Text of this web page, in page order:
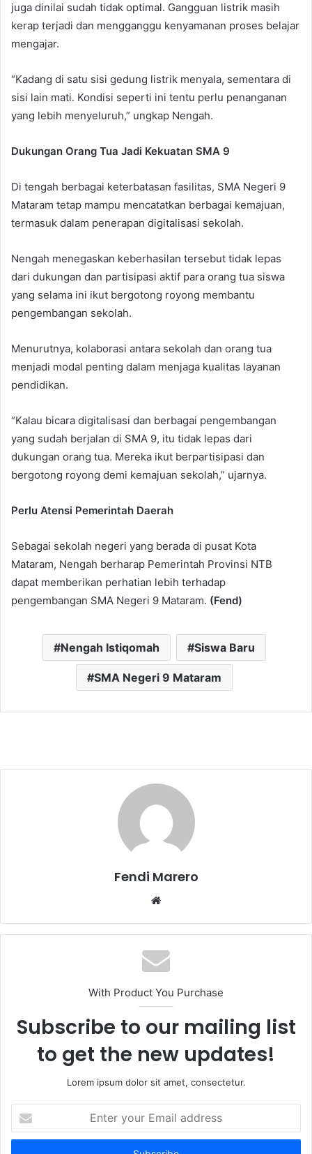
juga dinilai sudah tidak optimal. Gangguan listrik masih
kerap terjadi dan mengganggu kenyamanan proses belajar
mengajar.
“Kadang di satu sisi gedung listrik menyala, sementara di
sisi lain mati. Kondisi seperti ini tentu perlu penanganan
yang lebih menyeluruh,” ungkap Nengah.
Dukungan Orang Tua Jadi Kekuatan SMA 9
Di tengah berbagai keterbatasan fasilitas, SMA Negeri 9
Mataram tetap mampu mencatatkan berbagai kemajuan,
termasuk dalam penerapan digitalisasi sekolah.
Nengah menegaskan keberhasilan tersebut tidak lepas
dari dukungan dan partisipasi aktif para orang tua siswa
yang selama ini ikut bergotong royong membantu
pengembangan sekolah.
Menurutnya, kolaborasi antara sekolah dan orang tua
menjadi modal penting dalam menjaga kualitas layanan
pendidikan.
“Kalau bicara digitalisasi dan berbagai pengembangan
yang sudah berjalan di SMA 9, itu tidak lepas dari
dukungan orang tua. Mereka ikut berpartisipasi dan
bergotong royong demi kemajuan sekolah,” ujarnya.
Perlu Atensi Pemerintah Daerah
Sebagai sekolah negeri yang berada di pusat Kota
Mataram, Nengah berharap Pemerintah Provinsi NTB
dapat memberikan perhatian lebih terhadap
pengembangan SMA Negeri 9 Mataram. (Fend)
Nengah Istiqomah Siswa Baru
SMA Negeri 9 Mataram
Fendi Marero
With Product You Purchase
Subscribe to our mailing list
to get the new updates!
Lorem ipsum dolor sit amet, consectetur.
your
Email